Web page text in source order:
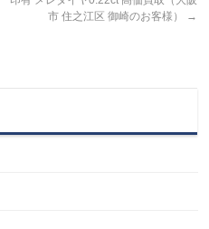
市 住之江区 御崎のお客様）
→